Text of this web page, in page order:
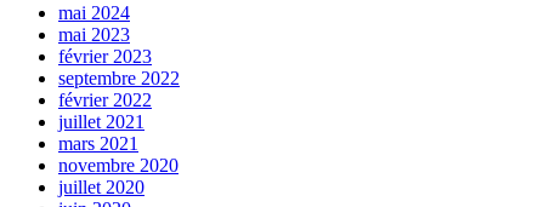
mai 2024
mai 2023
février 2023
septembre 2022
février 2022
juillet 2021
mars 2021
novembre 2020
juillet 2020